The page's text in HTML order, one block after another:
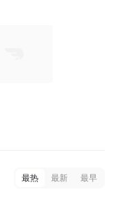
最热 最新 最早